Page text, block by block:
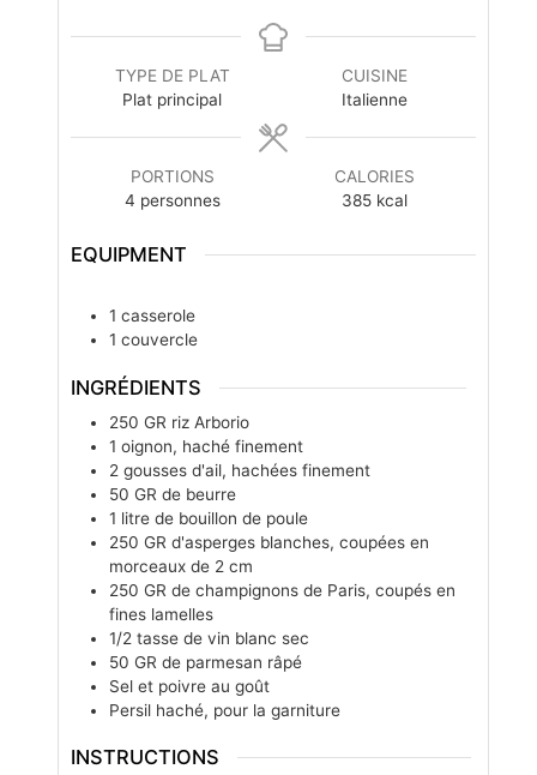
TYPE DE PLAT
Plat principal
CUISINE
Italienne
PORTIONS
4 personnes
CALORIES
385 kcal
EQUIPMENT
1 casserole
1 couvercle
INGRÉDIENTS
250 GR riz Arborio
1 oignon, haché finement
2 gousses d'ail, hachées finement
50 GR de beurre
1 litre de bouillon de poule
250 GR d'asperges blanches, coupées en
morceaux de 2 cm
250 GR de champignons de Paris, coupés en
fines lamelles
1/2 tasse de vin blanc sec
50 GR de parmesan râpé
Sel et poivre au goût
Persil haché, pour la garniture
INSTRUCTIONS